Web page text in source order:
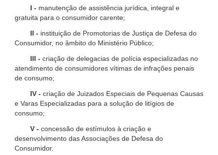
I - manutenção de assistência jurídica, integral e
gratuita para o consumidor carente;
II - instituição de Promotorias de Justiça de Defesa do
Consumidor, no âmbito do Ministério Público;
III - criação de delegacias de polícia especializadas no
atendimento de consumidores vítimas de infrações penais
de consumo;
IV - criação de Juizados Especiais de Pequenas Causas
e Varas Especializadas para a solução de litígios de
consumo;
V - concessão de estímulos à criação e
desenvolvimento das Associações de Defesa do
Consumidor.